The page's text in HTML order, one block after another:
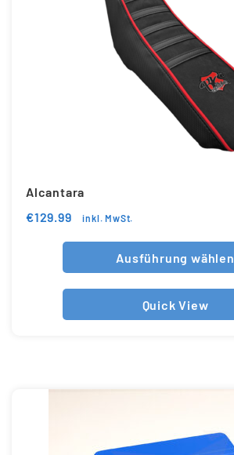
Alcantara
€129.99 inkl. MwSt.
Ausführung wählen
Quick View